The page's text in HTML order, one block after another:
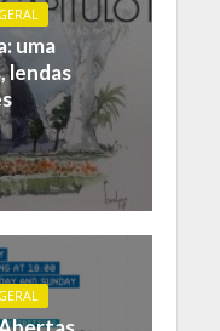
GERAL
uma
lendas
GERAL